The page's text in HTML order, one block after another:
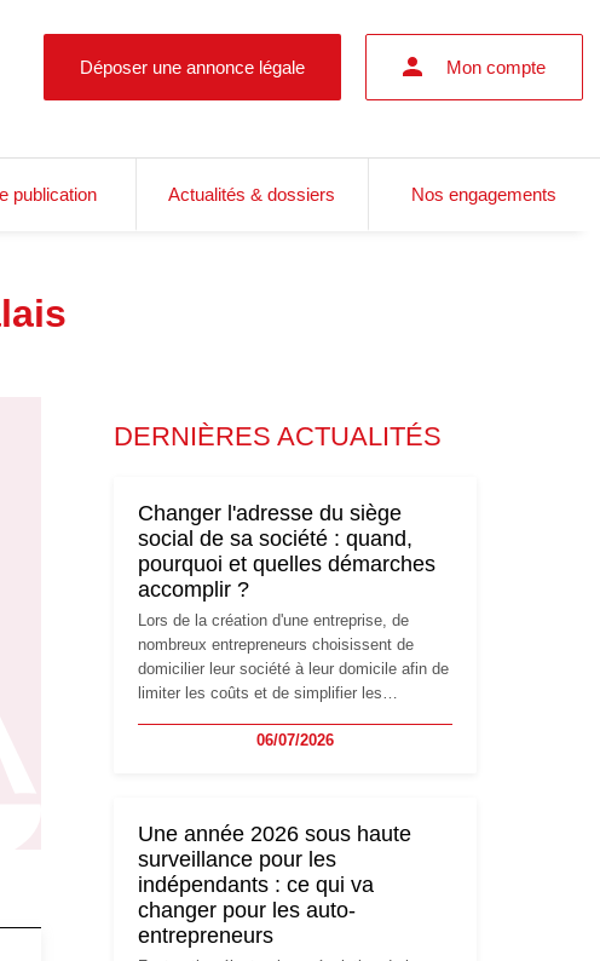
Déposer une annonce légale Mon compte
publication Actualités & dossiers Nos engagements
DERNIÈRES ACTUALITÉS
Changer l'adresse du siège
social de sa société : quand,
pourquoi et quelles démarches
accomplir ?
Lors de la création d'une entreprise, de
nombreux entrepreneurs choisissent de
domicilier leur société à leur domicile afin de
limiter les coûts et de simplifier les
l'activité, cette solution peut rapidement
siège social répond souvent à une nouvelle
étape de la vie de l'entreprise et implique
plusieurs formalités obligatoires.
06/07/2026
Une année 2026 sous haute
surveillance pour les
indépendants : ce qui va
changer pour les auto-
entrepreneurs